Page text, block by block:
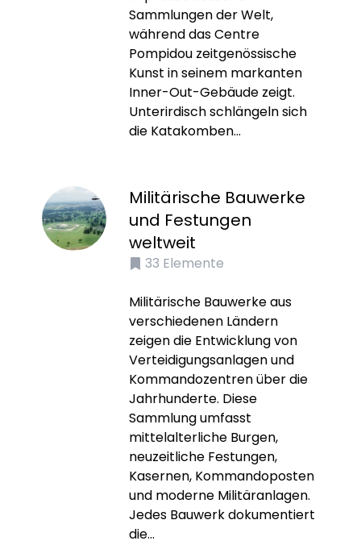
Sammlungen der Welt,
während das Centre
Pompidou zeitgenössische
Kunst in seinem markanten
Inner-Out-Gebäude zeigt.
Unterirdisch schlängeln sich
die Katakomben...
Militärische Bauwerke
und Festungen
weltweit
33 Elemente
Militärische Bauwerke aus
verschiedenen Ländern
zeigen die Entwicklung von
Verteidigungsanlagen und
Kommandozentren über die
Jahrhunderte. Diese
Sammlung umfasst
mittelalterliche Burgen,
neuzeitliche Festungen,
Kasernen, Kommandoposten
und moderne Militäranlagen.
Jedes Bauwerk dokumentiert
die...